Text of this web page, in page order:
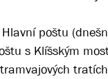
poštu
s Klíšským